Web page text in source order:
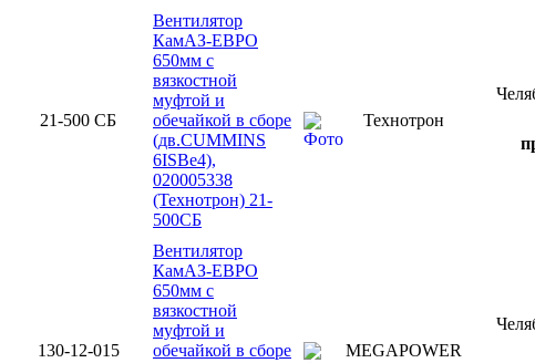
21-500 СБ
Вентилятор
КамАЗ-ЕВРО
650мм с
вязкостной
муфтой и
обечайкой в сборе
(дв.CUMMINS
6ISBe4),
020005338
(Технотрон) 21-
500СБ
Технотрон
130-12-015
Вентилятор
КамАЗ-ЕВРО
650мм с
вязкостной
муфтой и
обечайкой в сборе
MEGAPOWER